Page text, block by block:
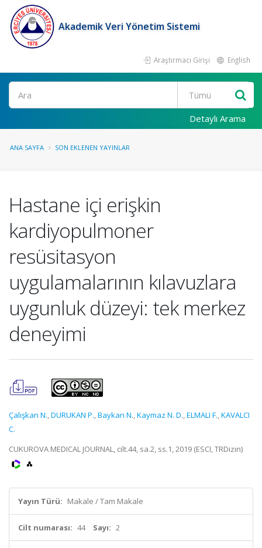
Akademik Veri Yönetim Sistemi
Araştırmacı Girişi English
Ara
Detaylı Arama
ANA SAYFA SON EKLENEN YAYINLAR
Hastane içi erişkin
kardiyopulmoner
resüsitasyon
uygulamalarının kılavuzlara
uygunluk düzeyi: tek merkez
deneyimi
Çalışkan N.,DURUKAN P.,Baykan N.,Kaymaz N. D.,ELMALI F.,KAVALCI
C.
CUKUROVA MEDICAL JOURNAL, cilt.44, sa.2, ss.1, 2019 (ESCI, TRDizin)
Yayın Türü: Makale / Tam Makale
Cilt numarası: 44 Sayı: 2